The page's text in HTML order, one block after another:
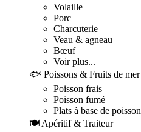
Volaille
Porc
Charcuterie
Veau & agneau
Bœuf
Voir plus...
🐟 Poissons & Fruits de mer
Poisson frais
Poisson fumé
Plats à base de poisson
🍽️ Apéritif & Traiteur